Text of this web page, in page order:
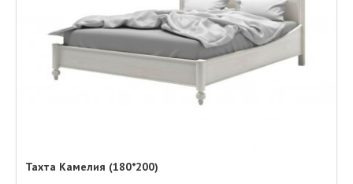
Тахта Камелия (180*200)